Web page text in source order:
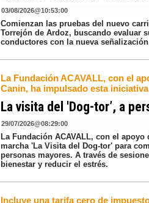
03/08/2026@10:53:00
Comienzan las pruebas del nuevo
Torrejón de Ardoz, buscando evaluar
conductores con la nueva
La Fundación ACAVALL, con el
Canin, ha impulsado esta iniciativa
La visita del 'Dog-tor’, a
29/07/2026@08:29:00
La Fundación ACAVALL, con el
marcha 'La Visita del Dog-tor' para
personas mayores. A través de
bienestar y reducir el estrés.
Incluye una tarifa cero de